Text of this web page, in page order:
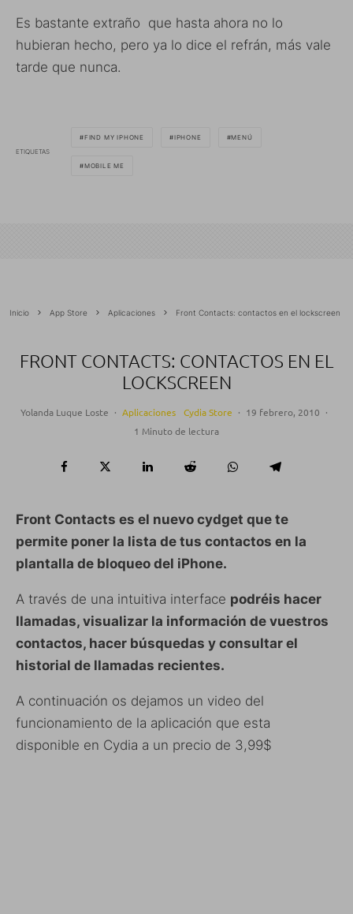
Es bastante extraño que hasta ahora no lo
hubieran hecho, pero ya lo dice el refrán, más vale
tarde que nunca.
ETIQUETAS
FIND MY IPHONE IPHONE MENÚ
MOBILE ME
Inicio App Store Aplicaciones Front Contacts: contactos en el lockscreen
FRONT CONTACTS: CONTACTOS EN EL
LOCKSCREEN
Yolanda Luque Loste · Aplicaciones Cydia Store · 19 febrero, 2010 ·
1 Minuto de lectura
Front Contacts es el nuevo cydget que te
permite poner la lista de tus contactos en la
plantalla de bloqueo del iPhone.
A través de una intuitiva interface podréis hacer
llamadas, visualizar la información de vuestros
contactos, hacer búsquedas y consultar el
historial de llamadas recientes.
A continuación os dejamos un video del
funcionamiento de la aplicación que esta
disponible en Cydia a un precio de 3,99$